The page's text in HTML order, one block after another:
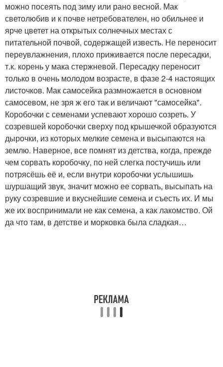
можно посеять под зиму или рано весной. Мак
светолюбив и к почве нетребователен, но обильнее и
ярче цветет на открытых солнечных местах с
питательной почвой, содержащей известь. Не переносит
переувлажнения, плохо приживается после пересадки,
т.к. корень у мака стержневой. Пересадку переносит
только в очень молодом возрасте, в фазе 2-4 настоящих
листочков. Мак самосейка размножается в основном
самосевом, не зря ж его так и величают "самосейка".
Коробочки с семенами успевают хорошо созреть. У
созревшей коробочки сверху под крышечкой образуются
дырочки, из которых мелкие семена и высыпаются на
землю. Наверное, все помнят из детства, когда, прежде
чем сорвать коробочку, по ней слегка постучишь или
потрясёшь её и, если внутри коробочки услышишь
шуршащий звук, значит можно ее сорвать, высыпать на
руку созревшие и вкуснейшие семена и съесть их. И мы
же их воспринимали не как семена, а как лакомство. Ой
да что там, в детстве и морковка была сладкая…